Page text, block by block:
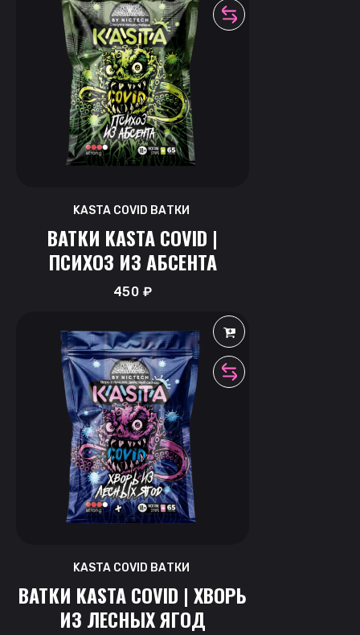
KASTA COVID ВАТКИ
ВАТКИ KASTA COVID |
ПСИХОЗ ИЗ АБСЕНТА
450 ₽
KASTA COVID ВАТКИ
ВАТКИ KASTA COVID | ХВОРЬ
ИЗ ЛЕСНЫХ ЯГОД